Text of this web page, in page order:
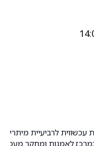
עכשווית לרביעיית
במרכז לאמנות ומחקר